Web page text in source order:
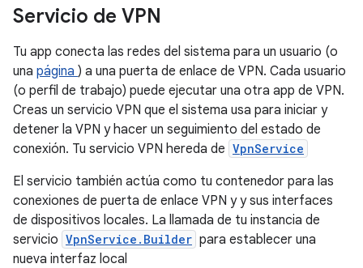
Servicio de VPN
Tu app conecta las redes del sistema para un usuario (o
una página ) a una puerta de enlace de VPN. Cada usuario
(o perfil de trabajo) puede ejecutar una otra app de VPN.
Creas un servicio VPN que el sistema usa para iniciar y
detener la VPN y hacer un seguimiento del estado de
conexión. Tu servicio VPN hereda de VpnService
El servicio también actúa como tu contenedor para las
conexiones de puerta de enlace VPN y y sus interfaces
de dispositivos locales. La llamada de tu instancia de
servicio VpnService.Builder para establecer una
nueva interfaz local